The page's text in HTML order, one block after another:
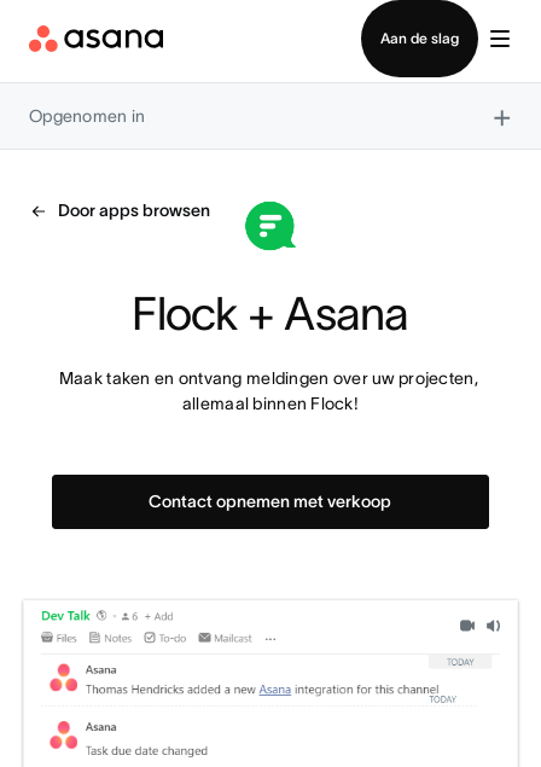
Aan de slag
Contact opnemen met verkoop
Opgenomen in ×
Door apps browsen
Flock + Asana
Maak taken en ontvang meldingen over uw projecten,
allemaal binnen Flock!
Contact opnemen met verkoop